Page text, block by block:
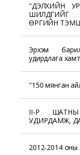
"ДЭЛХИЙН
ШИЛДГИЙГ
ӨРГИЙН
Эрхэм
удирдлага
"150 мянган
II-Р
УДИРДАМЖ,
2012-2014 оны